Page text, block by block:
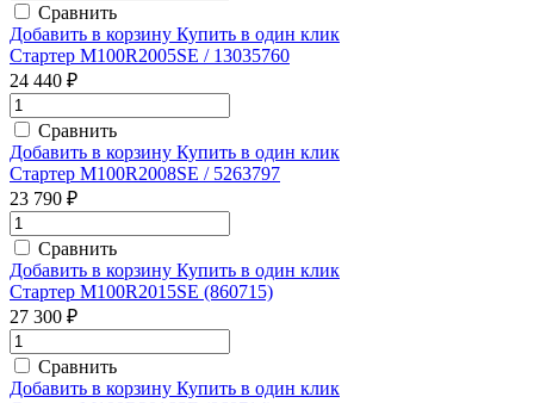
Сравнить
Добавить в корзину Купить в один клик
Стартер M100R2005SE / 13035760
24 440 ₽
Сравнить
Добавить в корзину Купить в один клик
Стартер M100R2008SE / 5263797
23 790 ₽
Сравнить
Добавить в корзину Купить в один клик
Стартер M100R2015SE (860715)
27 300 ₽
Сравнить
Добавить в корзину Купить в один клик